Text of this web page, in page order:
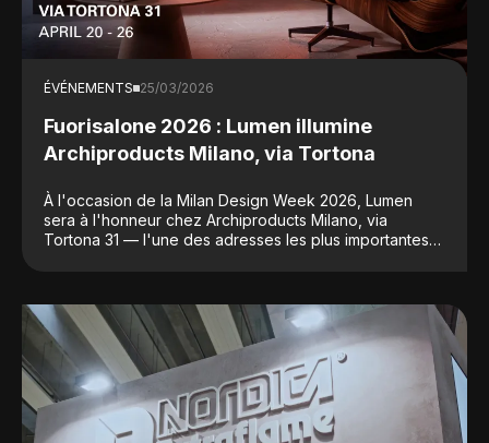
ÉVÉNEMENTS 25/03/2026
Fuorisalone 2026 : Lumen illumine
Archiproducts Milano, via Tortona
À l'occasion de la Milan Design Week 2026, Lumen
sera à l'honneur chez Archiproducts Milano, via
Tortona 31 — l'une des adresses les plus importantes